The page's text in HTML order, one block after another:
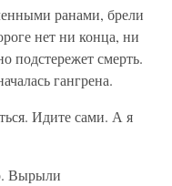
ранами, брели
нет ни конца, ни
подстережет смерть.
гангрена.
Идите сами. А я
Вырыли